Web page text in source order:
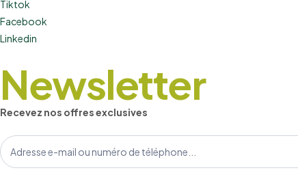
Tiktok
Facebook
Linkedin
Newsletter
Recevez nos offres exclusives
S’abonner
à